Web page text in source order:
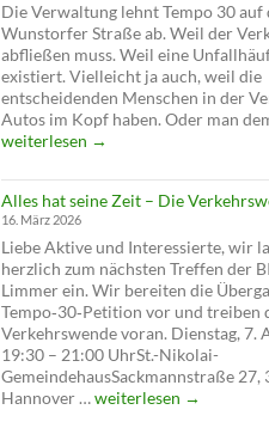
Die Verwaltung lehnt Tempo 30 auf
Wunstorfer Straße ab. Weil der
abfließen muss. Weil eine
existiert. Vielleicht ja auch, weil die
entscheidenden Menschen in der
Autos im Kopf haben. Oder man
weiterlesen →
Alles hat seine Zeit – Die
16. März 2026
Liebe Aktive und Interessierte, wir
herzlich zum nächsten Treffen der
Limmer ein. Wir bereiten die
Tempo‑30‑Petition vor und treiben
Verkehrswende voran. Dienstag, 7.
19:30 – 21:00 UhrSt.-Nikolai-
GemeindehausSackmannstraße 27,
Hannover …Alles
weiterlesen →